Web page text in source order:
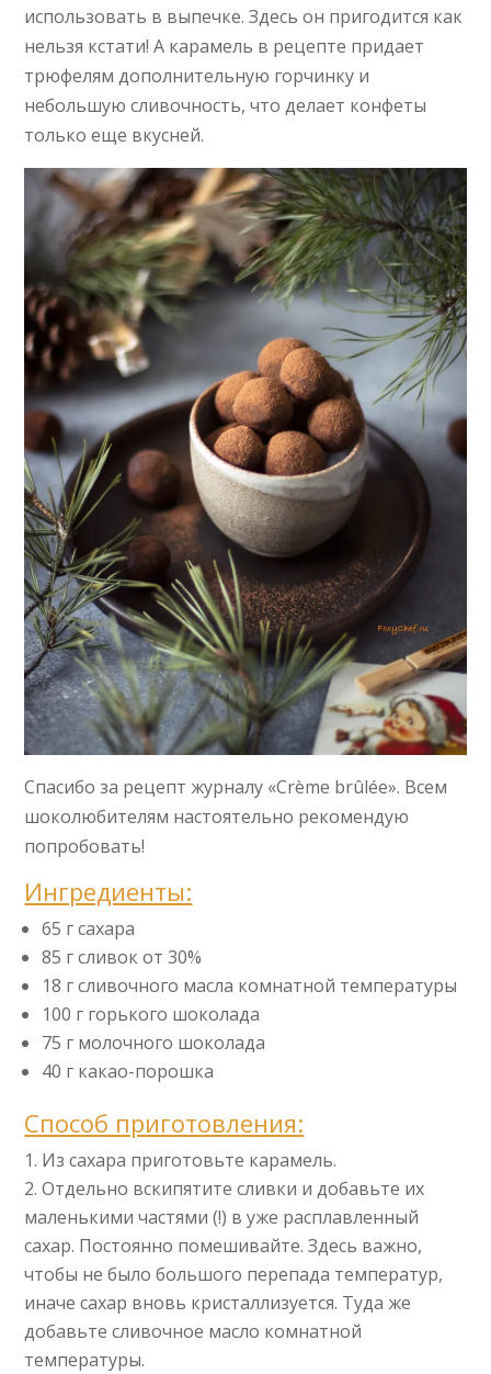
использовать в выпечке. Здесь он пригодится как
нельзя кстати! А карамель в рецепте придает
трюфелям дополнительную горчинку и
небольшую сливочность, что делает конфеты
только еще вкусней.
Спасибо за рецепт журналу «Crème brûlée». Всем
шоколюбителям настоятельно рекомендую
попробовать!
Ингредиенты:
65 г сахара
85 г сливок от 30%
18 г сливочного масла комнатной температуры
100 г горького шоколада
75 г молочного шоколада
40 г какао-порошка
Способ приготовления:
Из сахара приготовьте карамель.
Отдельно вскипятите сливки и добавьте их
маленькими частями (!) в уже расплавленный
сахар. Постоянно помешивайте. Здесь важно,
чтобы не было большого перепада температур,
иначе сахар вновь кристаллизуется. Туда же
добавьте сливочное масло комнатной
температуры.